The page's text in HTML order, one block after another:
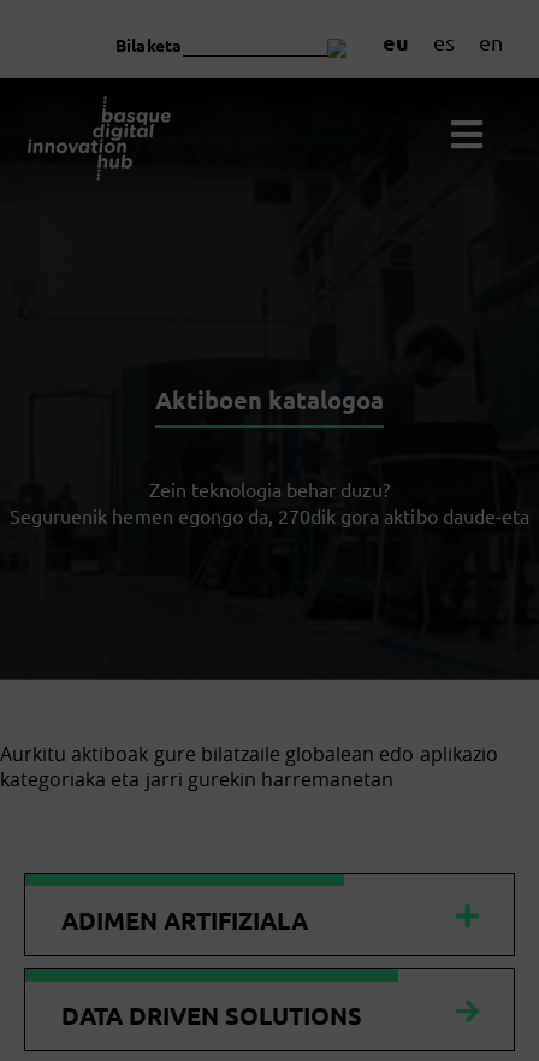
eu es en
Bilaketa
Aktiboen katalogoa
Zein teknologia behar duzu?
Seguruenik hemen egongo da, 270dik gora aktibo daude-eta
Aurkitu aktiboak gure bilatzaile globalean edo aplikazio
kategoriaka eta jarri gurekin harremanetan
ADIMEN ARTIFIZIALA
DATA DRIVEN SOLUTIONS